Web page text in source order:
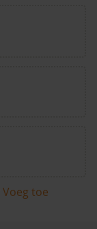
Voeg toe